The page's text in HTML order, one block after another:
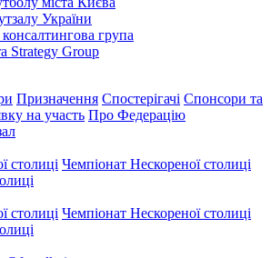
Призначення Спостерігачі Спонсори та
на участь Про Федерацію
столиці Чемпіонат Нескореної столиці
столиці Чемпіонат Нескореної столиці